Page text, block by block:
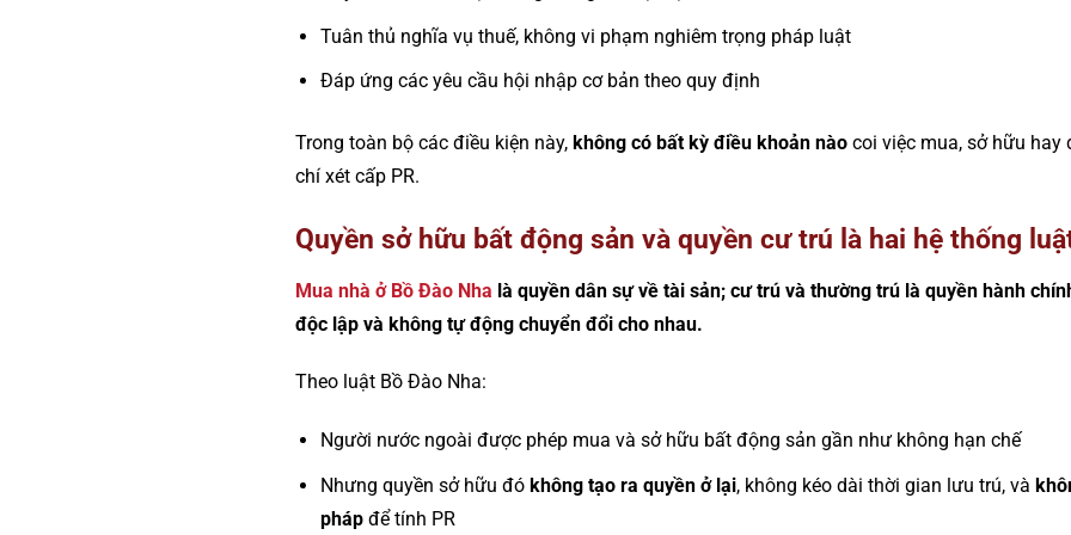
Tuân thủ nghĩa vụ thuế, không vi phạm nghiêm trọng pháp luật
Đáp ứng các yêu cầu hội nhập cơ bản theo quy định
Trong toàn bộ các điều kiện này, không có bất kỳ điều khoản nào coi việc mua, sở hữu
chí xét cấp PR.
Quyền sở hữu bất động sản và quyền cư trú là hai hệ thống
Mua nhà ở Bồ Đào Nha là quyền dân sự về tài sản; cư trú và thường trú là quyền hành
độc lập và không tự động chuyển đổi cho nhau.
Theo luật Bồ Đào Nha:
Người nước ngoài được phép mua và sở hữu bất động sản gần như không hạn chế
Nhưng quyền sở hữu đó không tạo ra quyền ở lại, không kéo dài thời gian lưu trú, và
phápđể tính PR